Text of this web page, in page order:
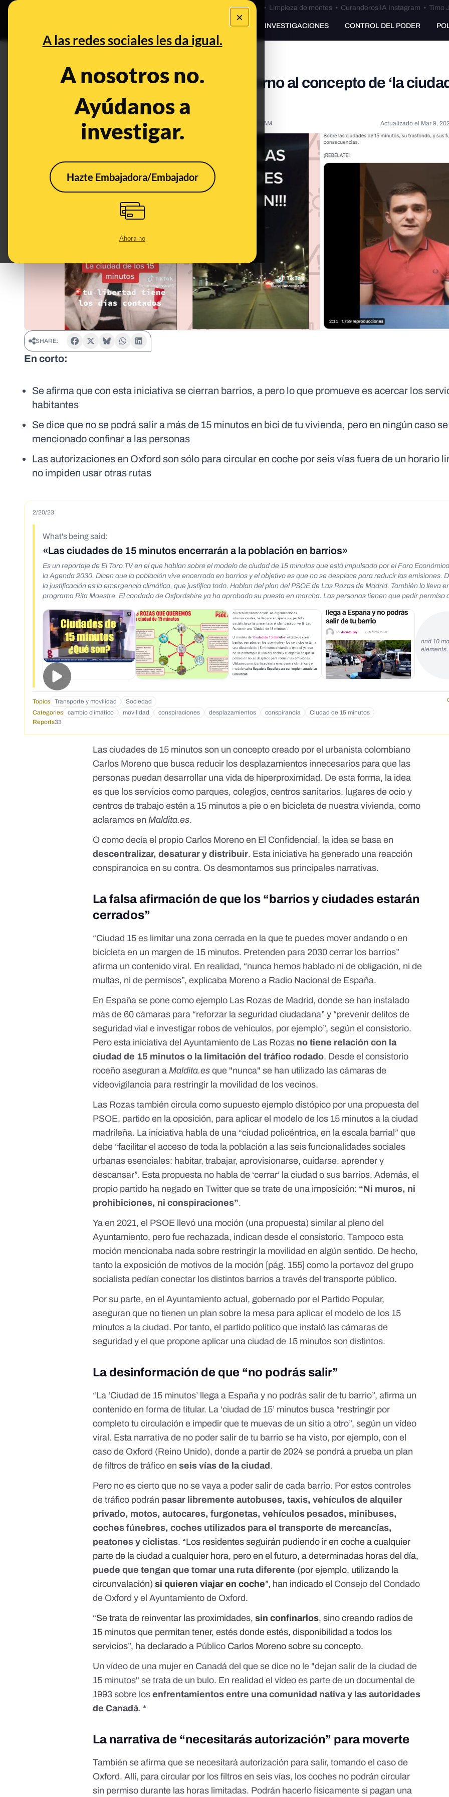
×
A las redes sociales les da igual.
A nosotros no.
Ayúdanos a
investigar.
Hazte Embajadora/Embajador
Ahora no
Bulos Ceuta • Limpieza de montes• Curanderos IA Instagram • Timo
PREBUNKING INVESTIGACIONES CONTROL DEL PODER
Las narrativas conspiranoicas en torno al concepto de ‘la
15 minutos’
Feb 27, 2023, 11:49:30 AM Actualizado el Mar 9,
SHARE:
En corto:
Se afirma que con esta iniciativa se cierran barrios, a pero lo que promueve es acercar los
habitantes
Se dice que no se podrá salir a más de 15 minutos en bici de tu vivienda, pero en ningún caso
mencionado confinar a las personas
Las autorizaciones en Oxford son sólo para circular en coche por seis vías fuera de un horario
no impiden usar otras rutas
2/20/23
What's being said:
«Las ciudades de 15 minutos encerrarán a la población en barrios»
Es un reportaje de El Toro TV en el que hablan sobre el modelo de ciudad de 15 minutos que está impulsado por el Foro
la Agenda 2030. Dicen que la población vive encerrada en barrios y el objetivo es que no se desplace para reducir las emisiones. Dicen que
la justificación es la emergencia climática, que justifica todo. Hablan del plan del PSOE de Las Rozas de Madrid. También lo lleva en su
programa Rita Maestre. El condado de Oxfordshire ya ha aprobado su puesta en marcha. Las personas tienen que pedir permiso
and 10
Topics Transporte y movilidad Sociedad
Categories
cambio climático movilidad conspiraciones desplazamientos conspiranoia
Ciudad de 15 minutos
Reports33
Lasciudades de 15 minutos son un concepto creado por el urbanista colombiano
Carlos Moreno que busca reducir los desplazamientos innecesarios para que las
personas puedan desarrollar una vida de hiperproximidad. De esta forma, la idea
es que los servicios como parques, colegios, centros sanitarios, lugares de ocio y
centros de trabajo estén a 15 minutos a pie o en bicicleta de nuestra vivienda, como
aclaramos enMaldita.es.
O como decía el propio Carlos Moreno en El Confidencial , la idea se basa en
descentralizar, desaturar y distribuir. Esta iniciativa ha generado una reacción
conspiranoica en su contra. Os desmontamos sus principales narrativas.
La falsa afirmación de que los “barrios y ciudades estarán
cerrados”
“Ciudad 15 es limitar una zona cerrada en la que te puedes mover andando o en
bicicleta en un margen de 15 minutos. Pretenden para 2030 cerrar los barrios”
afirma uncontenido viral . En realidad, “nunca hemos hablado ni de obligación, ni de
multas, ni de permisos”, explicaba Moreno a Radio Nacional de España.
En España se pone como ejemplo Las Rozas de Madrid, donde se han instalado
más de 60 cámaras para “reforzar la seguridad ciudadana” y “prevenir delitos de
seguridad vial e investigar robos de vehículos, por ejemplo”,según el consistorio.
Pero esta iniciativa del Ayuntamiento de Las Rozas no tiene relación con la
ciudad de 15 minutos o la limitación del tráfico rodado. Desde el consistorio
roceño aseguran aMaldita.es que "nunca" se han utilizado las cámaras de
videovigilancia para restringir la movilidad de los vecinos.
Las Rozas también circula como supuesto ejemplo distópico por una propuesta del
PSOE, partido en la oposición, para aplicar el modelo de los 15 minutos a la ciudad
madrileña. La iniciativa habla de una “ciudad policéntrica, en la escala barrial” que
debe “facilitar el acceso de toda la población a las seis funcionalidades sociales
urbanas esenciales: habitar, trabajar, aprovisionarse, cuidarse, aprender y
descansar”. Esta propuesta no habla de ‘cerrar’ la ciudad o sus barrios. Además, el
propio partido ha negado en Twitter que se trate de una imposición: “Ni muros, ni
prohibiciones, ni conspiraciones”.
Ya en 2021, el PSOE llevó una moción (una propuesta) similar al pleno del
Ayuntamiento, pero fue rechazada, indican desde el consistorio. Tampoco esta
moción mencionaba nada sobre restringir la movilidad en algún sentido. De hecho,
tanto la exposición de motivos de la moción [pág. 155] como la portavoz del grupo
socialista pedían conectar los distintos barrios a través del transporte público.
Por su parte, en el Ayuntamiento actual, gobernado por el Partido Popular,
aseguran que no tienen un plan sobre la mesa para aplicar el modelo de los 15
minutos a la ciudad. Por tanto, el partido político que instaló las cámaras de
seguridad y el que propone aplicar una ciudad de 15 minutos son distintos.
La desinformación de que “no podrás salir”
“La ‘Ciudad de 15 minutos’ llega a España y no podrás salir de tu barrio”, afirma un
contenido en forma de titular. La ‘ciudad de 15’ minutos busca “restringir por
completo tu circulación e impedir que te muevas de un sitio a otro”, según unvídeo
viral . Esta narrativa de no poder salir de tu barrio se ha visto, por ejemplo, con el
caso de Oxford (Reino Unido), donde a partir de 2024 se pondrá a prueba un plan
de filtros de tráfico enseis vías de la ciudad .
Pero no es cierto que no se vaya a poder salir de cada barrio. Por estos controles
de tráfico podrán pasar libremente autobuses, taxis, vehículos de alquiler
privado, motos, autocares, furgonetas, vehículos pesados, minibuses,
coches fúnebres, coches utilizados para el transporte de mercancías,
peatones y ciclistas. “Los residentes seguirán pudiendo ir en coche a cualquier
parte de la ciudad a cualquier hora, pero en el futuro, a determinadas horas del día,
puede que tengan que tomar una ruta diferente (por ejemplo, utilizando la
circunvalación)si quieren viajar en coche”, han indicado el Consejo del Condado
de Oxford y el Ayuntamiento de Oxford.
“Se trata de reinventar las proximidades,sin confinarlos, sino creando radios de
15 minutos que permitan tener, estés donde estés, disponibilidad a todos los
servicios”, ha declarado a Público Carlos Moreno sobre su concepto.
Un vídeo de una mujer en Canadá del que se dice no le "dejan salir de la ciudad de
15 minutos" se trata de un bulo. En realidad el vídeo es parte de un documental de
1993 sobre losenfrentamientos entre una comunidad nativa y las autoridades
de Canadá. *
La narrativa de “necesitarás autorización” para moverte
También se afirma que se necesitará autorización para salir, tomando el caso de
Oxford. Allí, para circular por los filtros en seis vías, los coches no podrán circular
sin permiso durante las horas limitadas. Podrán hacerlo físicamente si pagan una